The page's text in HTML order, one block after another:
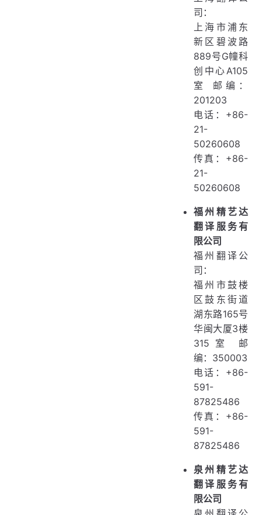
司：
上海市浦东
新区碧波路
889号G幢科
创中心A105
室 邮编：
201203
电话：+86-
21-
50260608
传真：+86-
21-
50260608
福州精艺达
翻译服务有
限公司
福州翻译公
司：
福州市鼓楼
区鼓东街道
湖东路165号
华闽大厦3楼
315室 邮
编：350003
电话：+86-
591-
87825486
传真：+86-
591-
87825486
泉州精艺达
翻译服务有
限公司